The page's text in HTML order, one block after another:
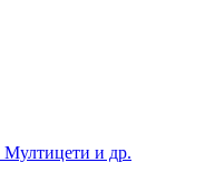
Мултицети и др.